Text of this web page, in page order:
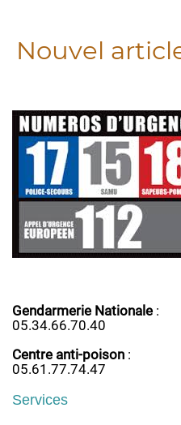
Nouvel
Gendarmerie Nationale :
05.34.66.70.40
Centre anti-poison :
05.61.77.74.47
Services